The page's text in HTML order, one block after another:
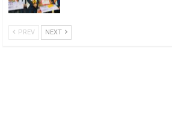
PREV NEXT